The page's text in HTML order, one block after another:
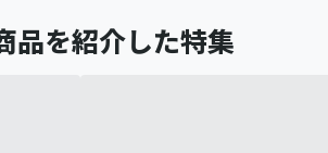
品を紹介した特集